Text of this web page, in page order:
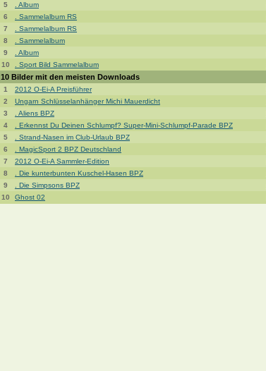
5
. Album
6
. Sammelalbum RS
7
. Sammelalbum RS
8
. Sammelalbum
9
. Album
10
. Sport Bild Sammelalbum
10 Bilder mit den meisten Downloads
1 2012 O-Ei-A Preisführer
2
Ungarn Schlüsselanhänger Michi Mauerdicht
3
. Aliens BPZ
4
. Erkennst Du Deinen Schlumpf? Super-Mini-Schlumpf-Parade BPZ
5
. Strand-Nasen im Club-Urlaub BPZ
6
. MagicSport 2 BPZ Deutschland
7
2012 O-Ei-A Sammler-Edition
8
. Die kunterbunten Kuschel-Hasen BPZ
9
. Die Simpsons BPZ
10
Ghost 02